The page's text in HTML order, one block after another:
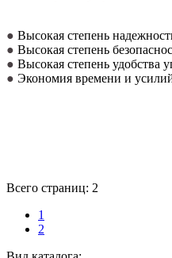
● Высокая степень
● Высокая степень
● Высокая степень удобства
● Экономия времени и
Всего страниц: 2
1
2